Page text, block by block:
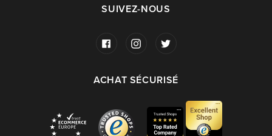
SUIVEZ-NOUS
ACHAT SÉCURISÉ